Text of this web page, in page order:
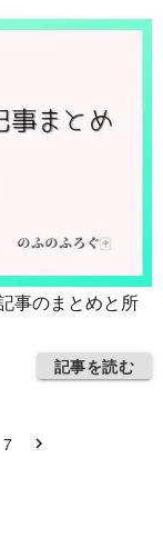
事のまとめと所
記事を読む
7